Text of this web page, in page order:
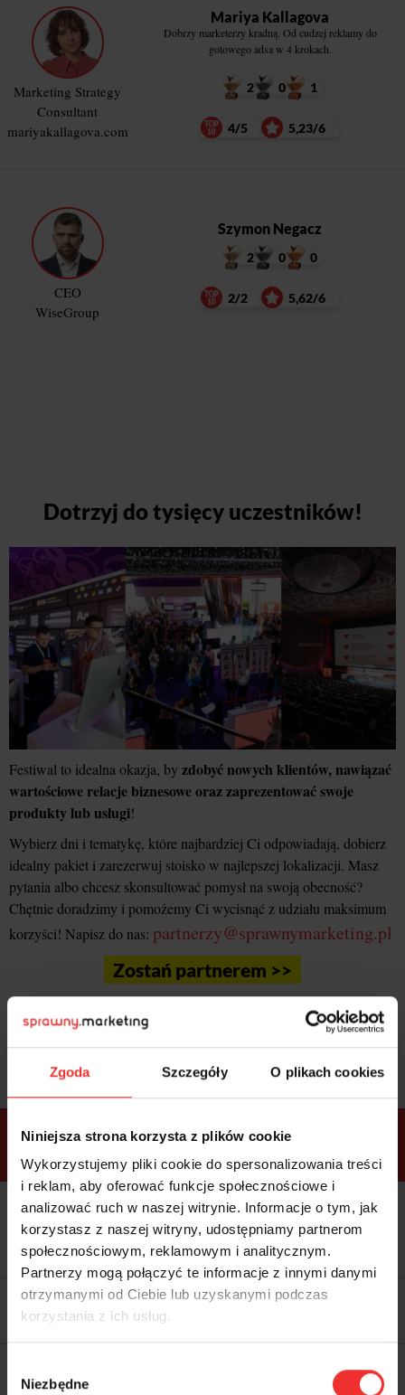
Zgoda Szczegóły O plikach cookies
Niniejsza strona korzysta z plików cookie
Wykorzystujemy pliki cookie do spersonalizowania treści
i reklam, aby oferować funkcje społecznościowe i
analizować ruch w naszej witrynie. Informacje o tym, jak
korzystasz z naszej witryny, udostępniamy partnerom
społecznościowym, reklamowym i analitycznym.
Partnerzy mogą połączyć te informacje z innymi danymi
otrzymanymi od Ciebie lub uzyskanymi podczas
korzystania z ich usług.
zgody
Niezbędne
Marketing Strategy
Consultant
mariyakallagova.com
Mariya Kallagova
Dobrzy marketerzy kradną. Od cudzej reklamy do
gotowego adsa w 4 krokach.
2 0 1
4/5 5,23/6
CEO
WiseGroup
Szymon Negacz
2 0 0
2/2 5,62/6
Dotrzyj do tysięcy uczestników!
Festiwal to idealna okazja, by zdobyć nowych klientów, nawiązać
wartościowe relacje biznesowe oraz zaprezentować swoje
produkty lub usługi!
Wybierz dni i tematykę, które najbardziej Ci odpowiadają, dobierz
idealny pakiet i zarezerwuj stoisko w najlepszej lokalizacji. Masz
pytania albo chcesz skonsultować pomysł na swoją obecność?
Chętnie doradzimy i pomożemy Ci wycisnąć z udziału maksimum
korzyści! Napisz do nas: partnerzy@sprawnymarketing.pl
Zostań partnerem >>
Sprawdź bonusyi wybierz bilet
ramach
pakietów
VIP Premium
Kolacja z prelegentami i before
party (Hotel Sheraton, 27.10) tylko
wbilecie ALLPASS VIP
Dostępne
tylko w
bilecie
ALLPASS
VIP
Dedykowana strefa VIP z
możliwością networkingu z
prelegentami i wystawcami w
WARTOŚĆ: 1970 zł